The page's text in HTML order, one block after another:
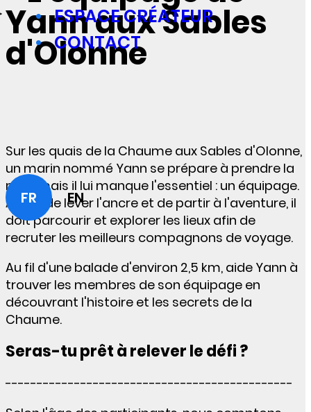
ESPACE CRÉATEUR
CONTACT
FR EN
Yann aux Sables
d'Olonne
Sur les quais de la Chaume aux Sables d'Olonne,
un marin nommé Yann se prépare à prendre la
mer...mais il lui manque l'essentiel : un équipage.
Avant de lever l'ancre et de partir à l'aventure, il
doit parcourir et explorer les lieux afin de
recruter les meilleurs compagnons de voyage.
Au fil d'une balade d'environ 2,5 km, aide Yann à
trouver les membres de son équipage en
découvrant l'histoire et les secrets de la
Chaume.
Seras-tu prêt à relever le défi ?
----------------------------------------------